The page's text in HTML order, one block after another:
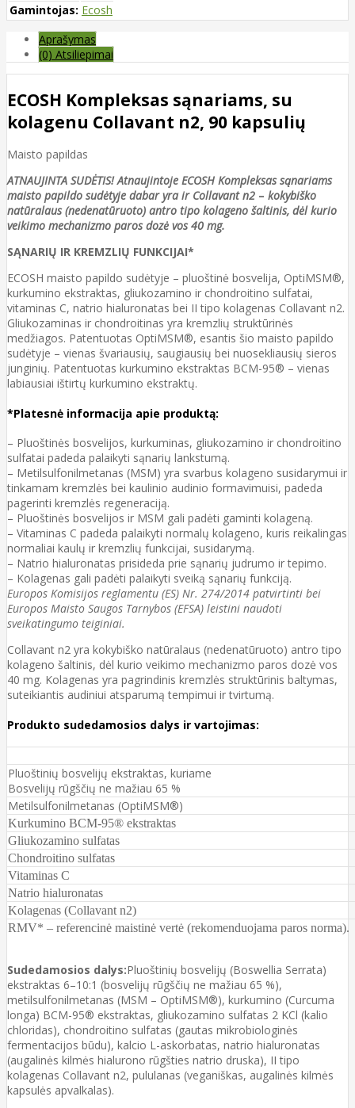
Gamintojas: Ecosh
Aprašymas
(0) Atsiliepimai
ECOSH Kompleksas sąnariams, su
kolagenu Collavant n2, 90 kapsulių
Maisto papildas
ATNAUJINTA SUDĖTIS! Atnaujintoje ECOSH Kompleksas sąnariams
maisto papildo sudėtyje dabar yra ir Collavant n2 – kokybiško
natūralaus (nedenatūruoto) antro tipo kolageno šaltinis, dėl kurio
veikimo mechanizmo paros dozė vos 40 mg.
SĄNARIŲ IR KREMZLIŲ FUNKCIJAI*
ECOSH maisto papildo sudėtyje – pluoštinė bosvelija, OptiMSM®,
kurkumino ekstraktas, gliukozamino ir chondroitino sulfatai,
vitaminas C, natrio hialuronatas bei II tipo kolagenas Collavant n2.
Gliukozaminas ir chondroitinas yra kremzlių struktūrinės
medžiagos. Patentuotas OptiMSM®, esantis šio maisto papildo
sudėtyje – vienas švariausių, saugiausių bei nuosekliausių sieros
junginių. Patentuotas kurkumino ekstraktas BCM-95® – vienas
labiausiai ištirtų kurkumino ekstraktų.
*Platesnė informacija apie produktą:
– Pluoštinės bosvelijos, kurkuminas, gliukozamino ir chondroitino
sulfatai padeda palaikyti sąnarių lankstumą.
– Metilsulfonilmetanas (MSM) yra svarbus kolageno susidarymui ir
tinkamam kremzlės bei kaulinio audinio formavimuisi, padeda
pagerinti kremzlės regeneraciją.
– Pluoštinės bosvelijos ir MSM gali padėti gaminti kolageną.
– Vitaminas C padeda palaikyti normalų kolageno, kuris reikalingas
normaliai kaulų ir kremzlių funkcijai, susidarymą.
– Natrio hialuronatas prisideda prie sąnarių judrumo ir tepimo.
– Kolagenas gali padėti palaikyti sveiką sąnarių funkciją.
Europos Komisijos reglamentu (ES) Nr. 274/2014 patvirtinti bei
Europos Maisto Saugos Tarnybos (EFSA) leistini naudoti
sveikatingumo teiginiai.
Collavant n2 yra kokybiško natūralaus (nedenatūruoto) antro tipo
kolageno šaltinis, dėl kurio veikimo mechanizmo paros dozė vos
40 mg. Kolagenas yra pagrindinis kremzlės struktūrinis baltymas,
suteikiantis audiniui atsparumą tempimui ir tvirtumą.
Produkto sudedamosios dalys ir vartojimas:
Pluoštinių bosvelijų ekstraktas, kuriame
Bosvelijų rūgščių ne mažiau 65 %
Metilsulfonilmetanas (OptiMSM®)
Kurkumino BCM-95® ekstraktas
Gliukozamino sulfatas
Chondroitino sulfatas
Vitaminas C
Natrio hialuronatas
Kolagenas (Collavant n2)
RMV* – referencinė maistinė vertė (rekomenduojama paros norma).
Sudedamosios dalys:Pluoštinių bosvelijų (Boswellia Serrata)
ekstraktas 6–10:1 (bosvelijų rūgščių ne mažiau 65 %),
metilsulfonilmetanas (MSM – OptiMSM®), kurkumino (Curcuma
longa) BCM-95® ekstraktas, gliukozamino sulfatas 2 KCl (kalio
chloridas), chondroitino sulfatas (gautas mikrobiologinės
fermentacijos būdu), kalcio L-askorbatas, natrio hialuronatas
(augalinės kilmės hialurono rūgšties natrio druska), II tipo
kolagenas Collavant n2, pululanas (veganiškas, augalinės kilmės
kapsulės apvalkalas).